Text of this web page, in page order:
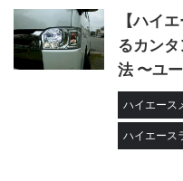
【ハイ
るカン
法 〜ユ
ハイエース
ハイエース